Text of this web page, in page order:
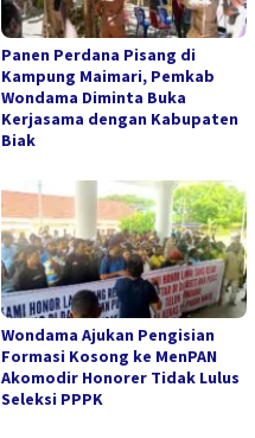
Panen Perdana Pisang di
Kampung Maimari, Pemkab
Wondama Diminta Buka
Kerjasama dengan Kabupaten
Biak
Wondama Ajukan Pengisian
Formasi Kosong ke MenPAN
Akomodir Honorer Tidak Lulus
Seleksi PPPK